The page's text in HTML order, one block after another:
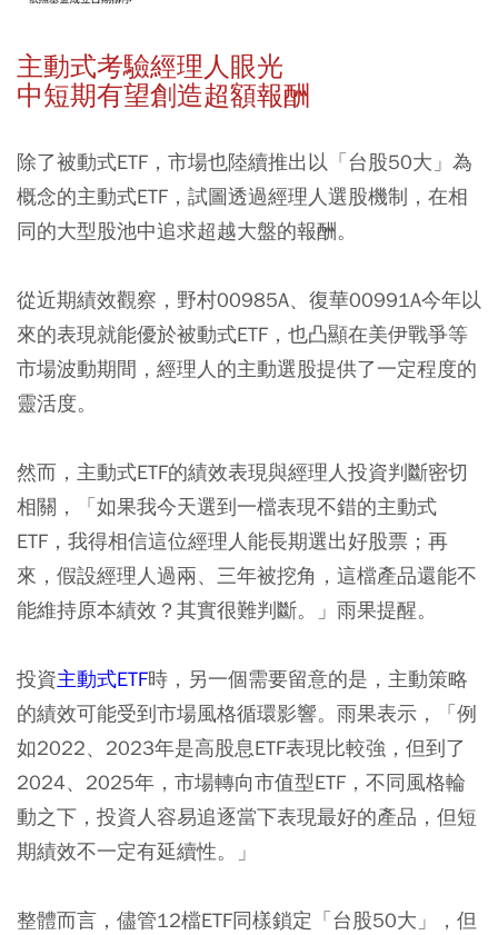
主動式考驗經理人眼光
中短期有望創造超額報酬
除了被動式ETF，市場也陸續推出以「台股50大」為
概念的主動式ETF，試圖透過經理人選股機制，在相
同的大型股池中追求超越大盤的報酬。
從近期績效觀察，野村00985A、復華00991A今年以
來的表現就能優於被動式ETF，也凸顯在美伊戰爭等
市場波動期間，經理人的主動選股提供了一定程度的
靈活度。
然而，主動式ETF的績效表現與經理人投資判斷密切
相關，「如果我今天選到一檔表現不錯的主動式
ETF，我得相信這位經理人能長期選出好股票；再
來，假設經理人過兩、三年被挖角，這檔產品還能不
能維持原本績效？其實很難判斷。」雨果提醒。
投資主動式ETF時，另一個需要留意的是，主動策略
的績效可能受到市場風格循環影響。雨果表示，「例
如2022、2023年是高股息ETF表現比較強，但到了
2024、2025年，市場轉向市值型ETF，不同風格輪
動之下，投資人容易追逐當下表現最好的產品，但短
期績效不一定有延續性。」
整體而言，儘管12檔ETF同樣鎖定「台股50大」，但